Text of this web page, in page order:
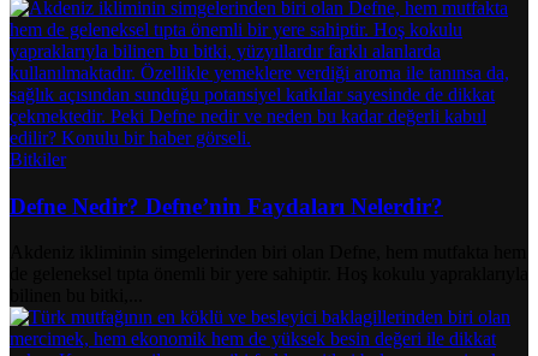
Bitkiler
Defne Nedir? Defne’nin Faydaları Nelerdir?